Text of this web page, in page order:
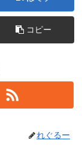
コピー
れぐるー